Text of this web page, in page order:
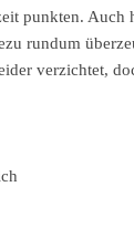
punkten. Auch
rundum
verzichtet,